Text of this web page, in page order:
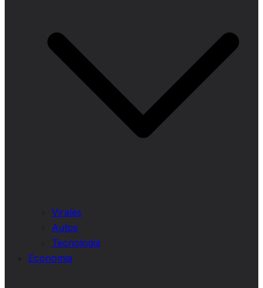
Virales
Autos
Tecnologia
Economia